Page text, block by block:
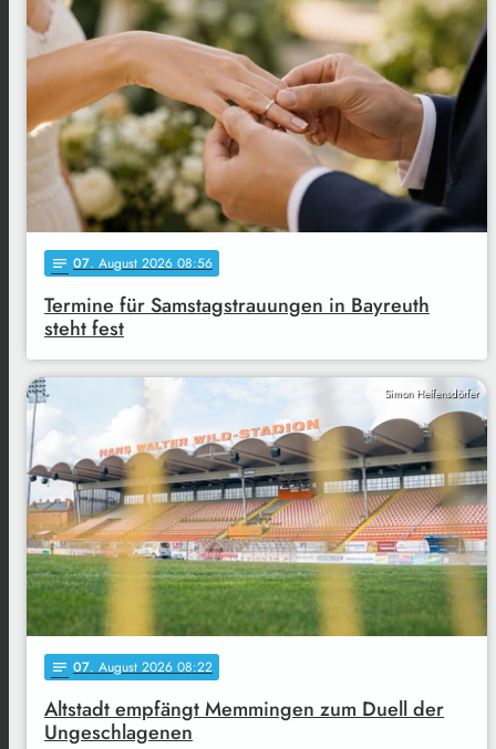
notes 07. August 2026 08:56
Termine für Samstagstrauungen in Bayreuth
steht fest
Simon Helfensdörfer
notes 07. August 2026 08:22
Altstadt empfängt Memmingen zum Duell der
Ungeschlagenen